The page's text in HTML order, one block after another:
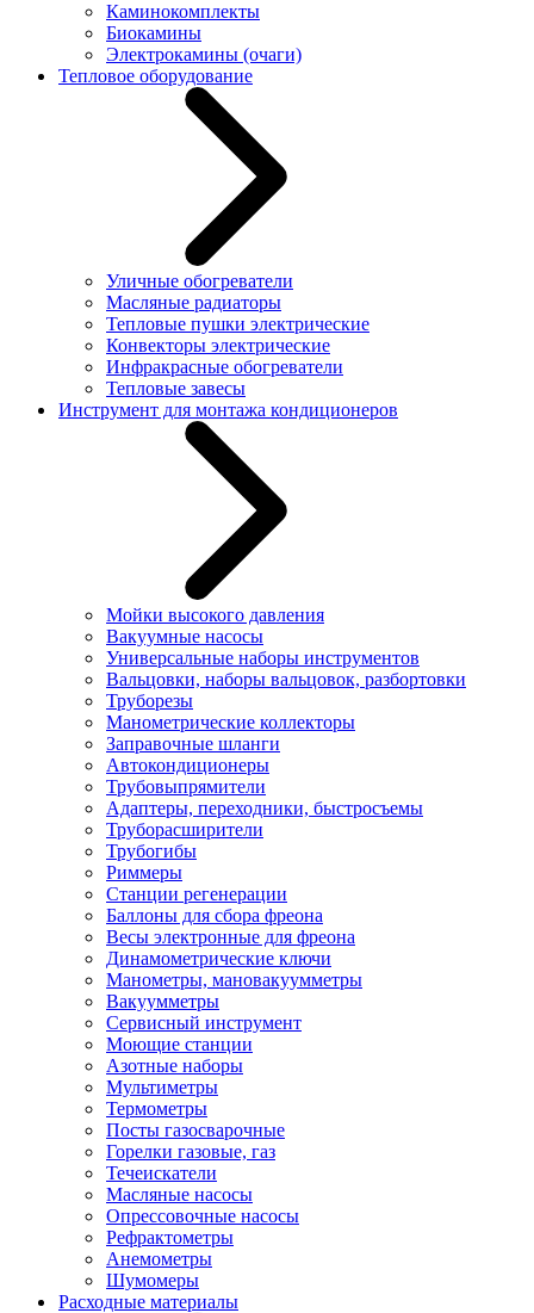
Каминокомплекты
Биокамины
Электрокамины (очаги)
Тепловое оборудование
Уличные обогреватели
Масляные радиаторы
Тепловые пушки электрические
Конвекторы электрические
Инфракрасные обогреватели
Тепловые завесы
Инструмент для монтажа кондиционеров
Мойки высокого давления
Вакуумные насосы
Универсальные наборы инструментов
Вальцовки, наборы вальцовок, разбортовки
Труборезы
Манометрические коллекторы
Заправочные шланги
Автокондиционеры
Трубовыпрямители
Адаптеры, переходники, быстросъемы
Труборасширители
Трубогибы
Риммеры
Станции регенерации
Баллоны для сбора фреона
Весы электронные для фреона
Динамометрические ключи
Манометры, мановакуумметры
Вакуумметры
Сервисный инструмент
Моющие станции
Азотные наборы
Мультиметры
Термометры
Посты газосварочные
Горелки газовые, газ
Течеискатели
Масляные насосы
Опрессовочные насосы
Рефрактометры
Анемометры
Шумомеры
Расходные материалы